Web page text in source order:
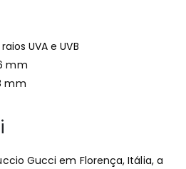
UVA e UVB
mm​
mm​
Gucci em Florença, Itália, a